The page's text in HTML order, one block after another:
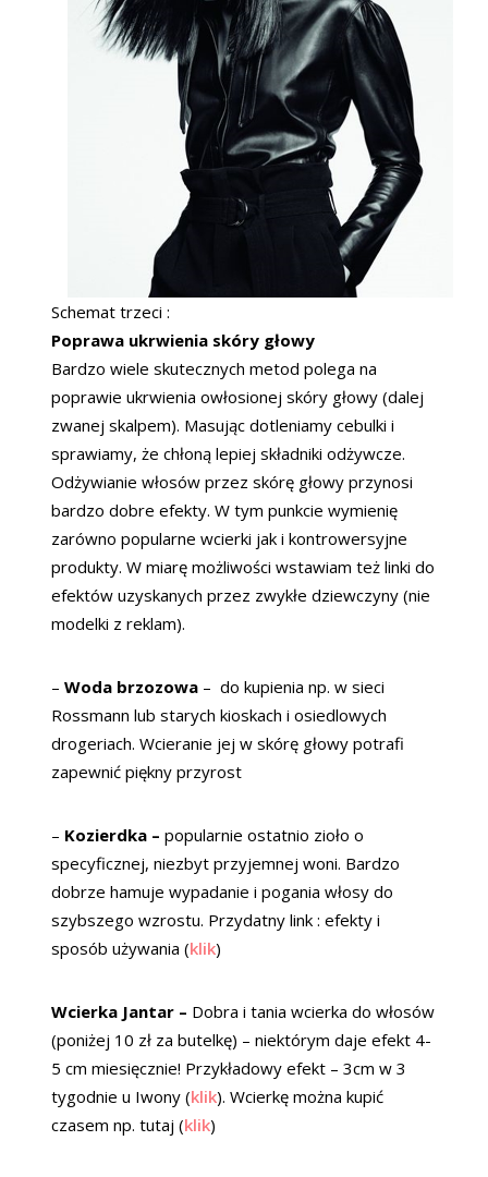
Schemat trzeci :
Poprawa ukrwienia skóry głowy
Bardzo wiele skutecznych metod polega na
poprawie ukrwienia owłosionej skóry głowy (dalej
zwanej skalpem). Masując dotleniamy cebulki i
sprawiamy, że chłoną lepiej składniki odżywcze.
Odżywianie włosów przez skórę głowy przynosi
bardzo dobre efekty. W tym punkcie wymienię
zarówno popularne wcierki jak i kontrowersyjne
produkty. W miarę możliwości wstawiam też linki do
efektów uzyskanych przez zwykłe dziewczyny (nie
modelki z reklam).
– Woda brzozowa – do kupienia np. w sieci
Rossmann lub starych kioskach i osiedlowych
drogeriach. Wcieranie jej w skórę głowy potrafi
zapewnić piękny przyrost
– Kozierdka – popularnie ostatnio zioło o
specyficznej, niezbyt przyjemnej woni. Bardzo
dobrze hamuje wypadanie i pogania włosy do
szybszego wzrostu. Przydatny link : efekty i
sposób używania (klik)
Wcierka Jantar – Dobra i tania wcierka do włosów
(poniżej 10 zł za butelkę) – niektórym daje efekt 4-
5 cm miesięcznie! Przykładowy efekt – 3cm w 3
tygodnie u Iwony (klik). Wcierkę można kupić
czasem np. tutaj (klik)